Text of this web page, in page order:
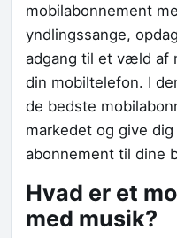
mobilabonnement
yndlingssange,
adgang til et væld af
din mobiltelefon. I
de bedste
markedet og give
abonnement til dine
Hvad er et
med musik?